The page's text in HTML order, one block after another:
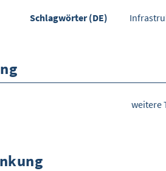
Schlagwörter (DE)
weitere